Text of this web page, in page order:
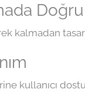
kalmadan
kullanıcı